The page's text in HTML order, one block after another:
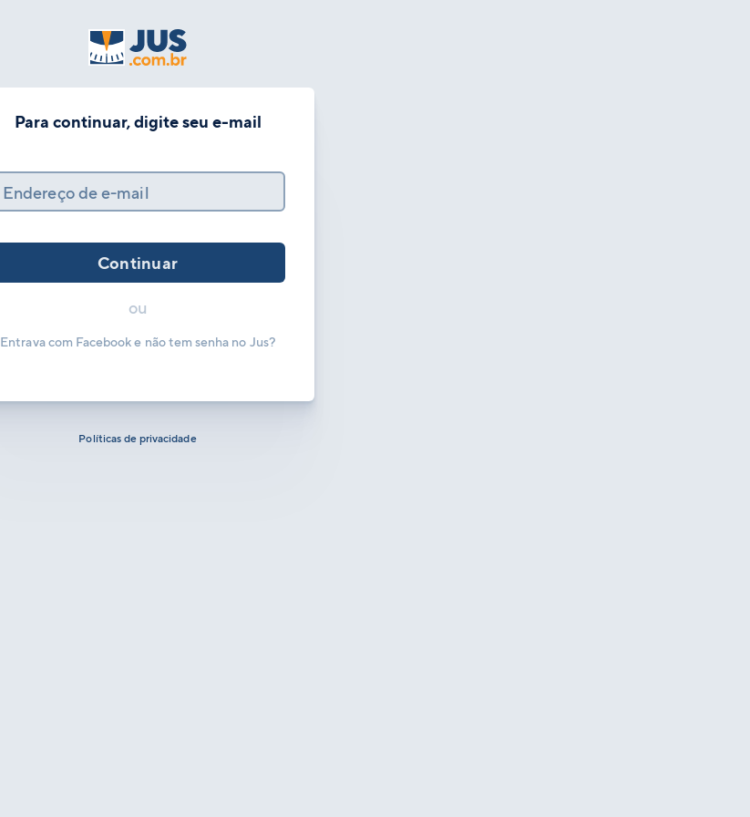
Para continuar, digite seu e-mail
Endereço de e-mail
Continuar
ou
Entrava com Facebook e não tem senha no Jus?
Políticas de privacidade